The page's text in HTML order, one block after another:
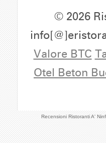
Recensioni Ristoranti A'
© 2026
Valore BTC
Otel Beton